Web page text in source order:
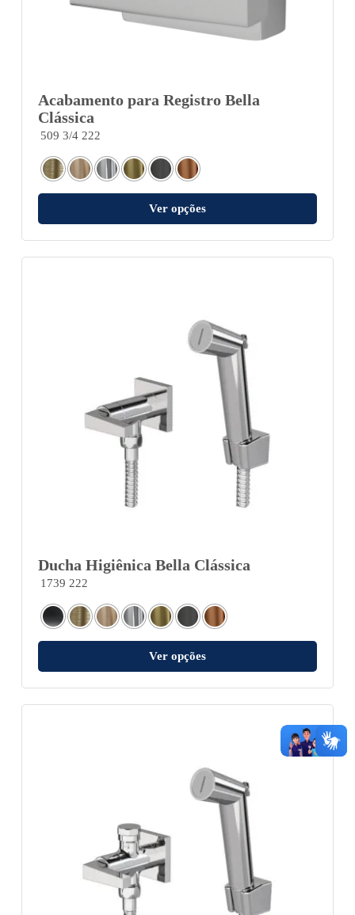
Acabamento para Registro Bella
Clássica
509 3/4 222
Ver opções
Ducha Higiênica Bella Clássica
1739 222
Ver opções